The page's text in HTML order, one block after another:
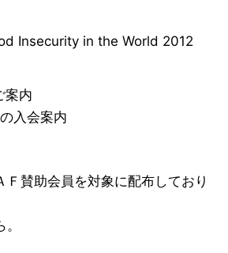
Insecurity in the World 2012
案内
入会案内
Ｆ賛助会員を対象に配布しており